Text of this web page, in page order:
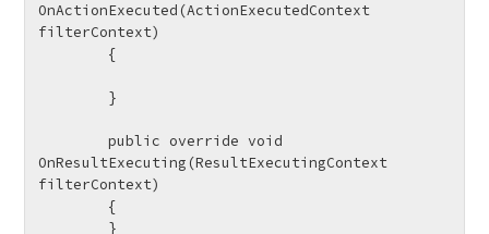
OnActionExecuted(ActionExecutedContext
filterContext)
{
}
public override void
OnResultExecuting(ResultExecutingContext
filterContext)
{
}